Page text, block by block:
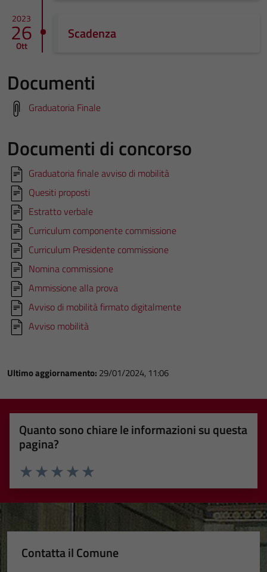
2023
26
Ott
Scadenza
Documenti
Graduatoria Finale
Documenti di concorso
Graduatoria finale avviso di mobilità
Quesiti proposti
Estratto verbale
Curriculum componente commissione
Curriculum Presidente commissione
Nomina commissione
Ammissione alla prova
Avviso di mobilità firmato digitalmente
Avviso mobilità
Ultimo aggiornamento: 29/01/2024, 11:06
Quanto sono chiare le informazioni su questa
pagina?
Valuta 5 stelle su 5
Valuta 4 stelle su 5
Valuta 3 stelle su 5
Valuta 2 stelle su 5
Valuta 1 stelle su 5
Contatta il Comune